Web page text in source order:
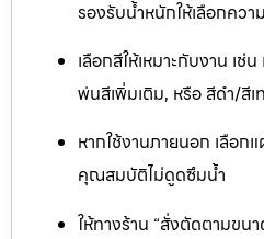
รองรับน้ำหนักให้เลือกคว
เลือกสีให้เหมาะกับงาน เ
พ่นสีเพิ่มเติม, หรือ สีดำ/สีเ
หากใช้งานภายนอก เลือ
คุณสมบัติไม่ดูดซึมน้ำ
ให้ทางร้าน “สั่งตัดตามขน